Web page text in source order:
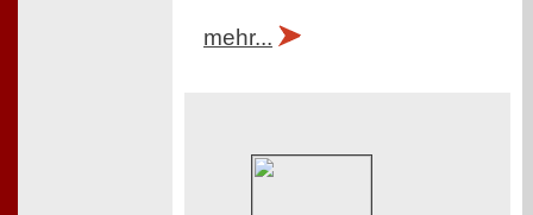
mehr...